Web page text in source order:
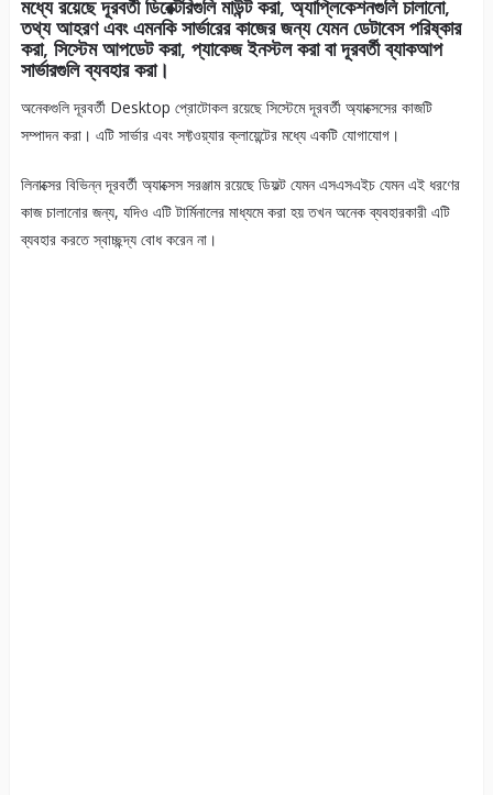
মধ্যে রয়েছে দূরবর্তী ডিরেক্টরিগুলি মাউন্ট করা, অ্যাপ্লিকেশনগুলি চালানো,
তথ্য আহরণ এবং এমনকি সার্ভারের কাজের জন্য যেমন ডেটাবেস পরিষ্কার
করা, সিস্টেম আপডেট করা, প্যাকেজ ইনস্টল করা বা দূরবর্তী ব্যাকআপ
সার্ভারগুলি ব্যবহার করা।
অনেকগুলি দূরবর্তী Desktop প্রোটোকল রয়েছে সিস্টেমে দূরবর্তী অ্যাক্সেসের কাজটি
সম্পাদন করা। এটি সার্ভার এবং সফ্টওয়্যার ক্লায়েন্টের মধ্যে একটি যোগাযোগ।
লিনাক্সের বিভিন্ন দূরবর্তী অ্যাক্সেস সরঞ্জাম রয়েছে ডিফল্ট যেমন এসএসএইচ যেমন এই ধরণের
কাজ চালানোর জন্য, যদিও এটি টার্মিনালের মাধ্যমে করা হয় তখন অনেক ব্যবহারকারী এটি
ব্যবহার করতে স্বাচ্ছন্দ্য বোধ করেন না।